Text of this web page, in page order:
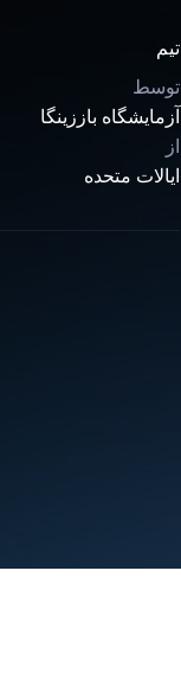
تیم
توسط
آزمایشگاه باززینگا
از
ایالات متحده